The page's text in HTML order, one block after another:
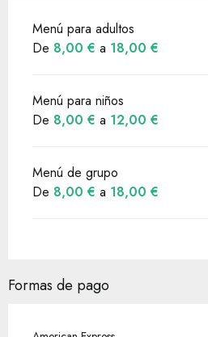
Menú para adultos
De 8,00 € a 18,00 €
Menú para niños
De 8,00 € a 12,00 €
Menú de grupo
De 8,00 € a 18,00 €
Formas de pago